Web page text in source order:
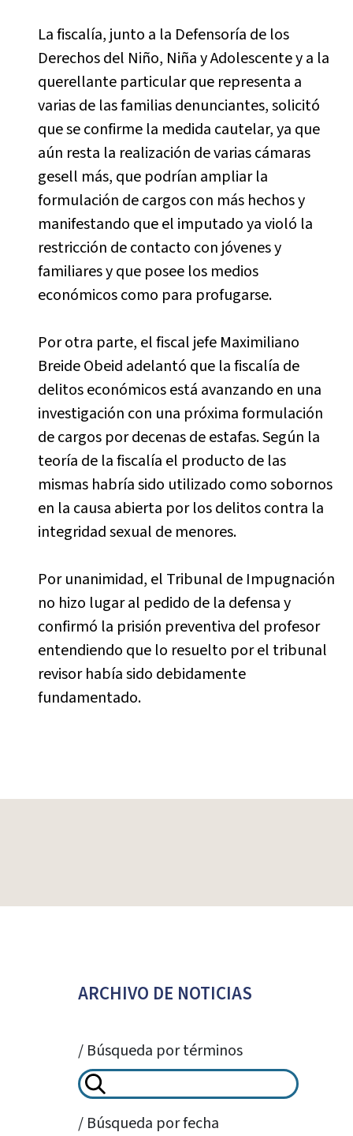
La fiscalía, junto a la Defensoría de los
Derechos del Niño, Niña y Adolescente y a la
querellante particular que representa a
varias de las familias denunciantes, solicitó
que se confirme la medida cautelar, ya que
aún resta la realización de varias cámaras
gesell más, que podrían ampliar la
formulación de cargos con más hechos y
manifestando que el imputado ya violó la
restricción de contacto con jóvenes y
familiares y que posee los medios
económicos como para profugarse.
Por otra parte, el fiscal jefe Maximiliano
Breide Obeid adelantó que la fiscalía de
delitos económicos está avanzando en una
investigación con una próxima formulación
de cargos por decenas de estafas. Según la
teoría de la fiscalía el producto de las
mismas habría sido utilizado como sobornos
en la causa abierta por los delitos contra la
integridad sexual de menores.
Por unanimidad, el Tribunal de Impugnación
no hizo lugar al pedido de la defensa y
confirmó la prisión preventiva del profesor
entendiendo que lo resuelto por el tribunal
revisor había sido debidamente
fundamentado.
ARCHIVO DE NOTICIAS
/ Búsqueda por términos
/ Búsqueda por fecha